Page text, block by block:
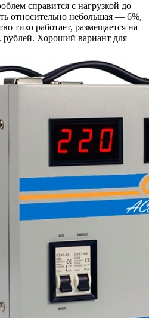
справится с нагрузкой до
относительно небольшая — 6%,
тихо работает, размещается на
рублей. Хороший вариант для